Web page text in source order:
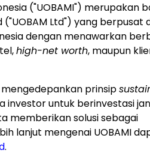
("UOBAMI") merupakan
Ltd") yang berpusat
dengan menawarkan
high-net worth, maupun
mengedepankan prinsip
investor untuk berinvestasi
memberikan solusi sebagai
lanjut mengenai UOBAMI
.